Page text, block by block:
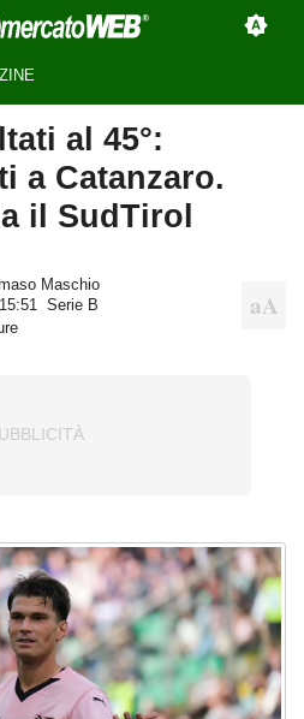
al 45°:
a Catanzaro.
il SudTirol
Maschio
Serie B